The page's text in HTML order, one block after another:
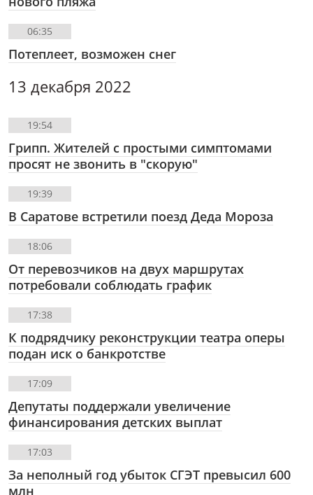
06:35
Потеплеет, возможен снег
13 декабря 2022
19:54
Грипп. Жителей с простыми симптомами
просят не звонить в "скорую"
19:39
В Саратове встретили поезд Деда Мороза
18:06
От перевозчиков на двух маршрутах
потребовали соблюдать график
17:38
К подрядчику реконструкции театра оперы
подан иск о банкротстве
17:09
Депутаты поддержали увеличение
финансирования детских выплат
17:03
За неполный год убыток СГЭТ превысил 600
млн